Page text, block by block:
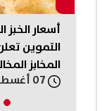
التموين
المخابز